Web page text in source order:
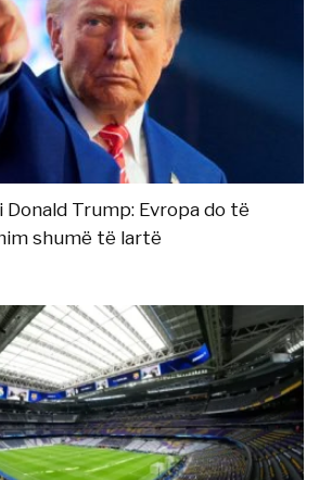
Donald Trump: Evropa do të
shumë të lartë